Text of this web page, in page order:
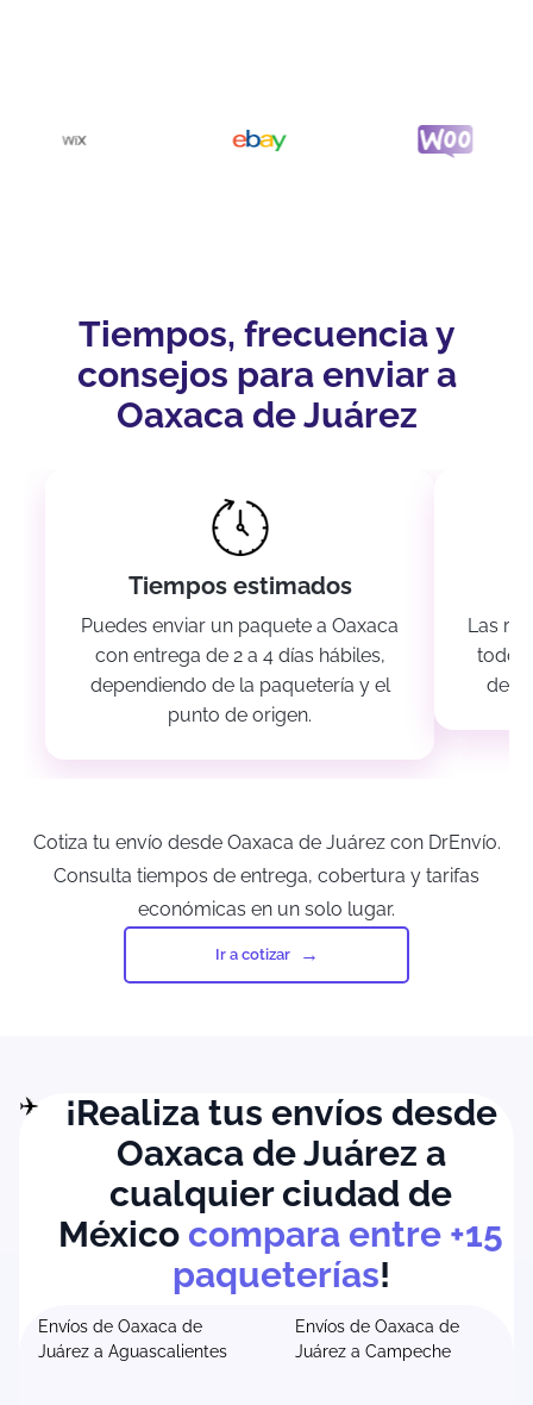
Tiempos, frecuencia y
consejos para enviar a
Oaxaca de Juárez
Tiempos estimados
Puedes enviar un paquete a Oaxaca
con entrega de 2 a 4 días hábiles,
dependiendo de la paquetería y el
punto de origen.
Las
todos
Cotiza tu envío desde Oaxaca de Juárez con DrEnvío.
Consulta tiempos de entrega, cobertura y tarifas
económicas en un solo lugar.
Ir a cotizar
¡Realiza tus envíos desde
Oaxaca de Juárez a
cualquier ciudad de
México compara entre +15
paqueterías!
Envíos de Oaxaca de
Juárez a Aguascalientes
Envíos de Oaxaca de
Juárez a Campeche